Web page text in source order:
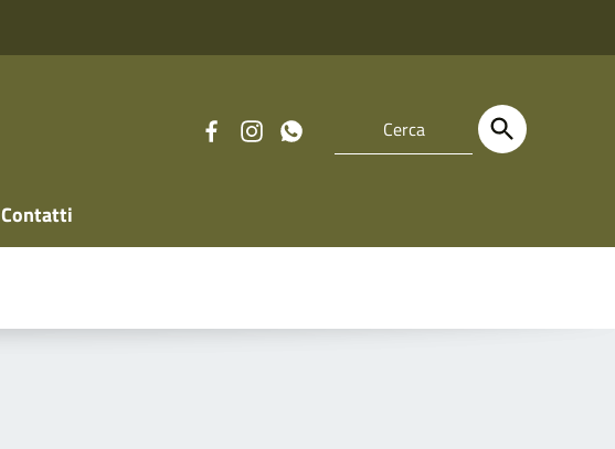
Contatti